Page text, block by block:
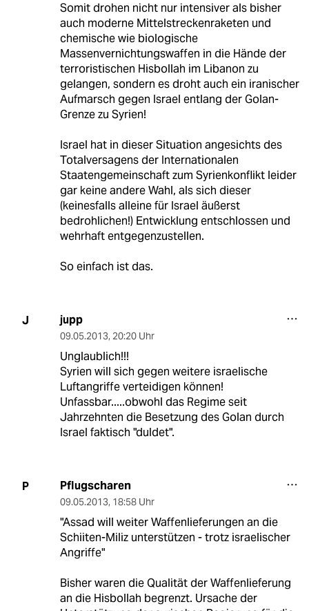
Somit drohen nicht nur intensiver als bisher
auch moderne Mittelstreckenraketen und
chemische wie biologische
Massenvernichtungswaffen in die Hände der
terroristischen Hisbollah im Libanon zu
gelangen, sondern es droht auch ein iranischer
Aufmarsch gegen Israel entlang der Golan-
Grenze zu Syrien!
Israel hat in dieser Situation angesichts des
Totalversagens der Internationalen
Staatengemeinschaft zum Syrienkonflikt leider
gar keine andere Wahl, als sich dieser
(keinesfalls alleine für Israel äußerst
bedrohlichen!) Entwicklung entschlossen und
wehrhaft entgegenzustellen.
So einfach ist das.
J jupp
09.05.2013, 20:20 Uhr
Unglaublich!!!
Syrien will sich gegen weitere israelische
Luftangriffe verteidigen können!
Unfassbar.....obwohl das Regime seit
Jahrzehnten die Besetzung des Golan durch
Israel faktisch "duldet".
P Pflugscharen
09.05.2013, 18:58 Uhr
"Assad will weiter Waffenlieferungen an die
Schiiten-Miliz unterstützen - trotz israelischer
Angriffe"
Bisher waren die Qualität der Waffenlieferung
an die Hisbollah begrenzt. Ursache der